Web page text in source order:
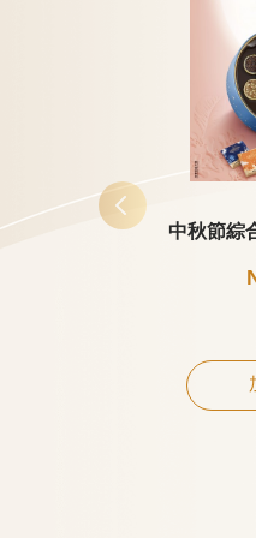
中秋節綜